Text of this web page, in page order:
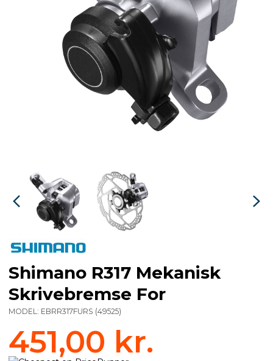
Shimano R317 Mekanisk
Skrivebremse For
MODEL: EBRR317FURS (49525)
451,00 kr.